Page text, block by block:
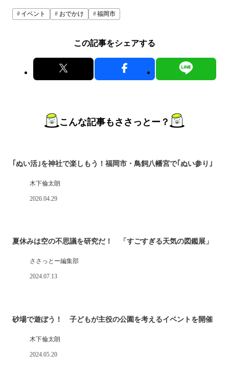
イベント おでかけ 福岡市
この記事をシェアする
こんな記事もささっとー？
｢ぬい活｣を神社で楽しもう！福岡市・鳥飼八幡宮で｢ぬい参り｣
木下倫太朗
2026.04.29
夏休みは空の不思議を研究だ！ 「すごすぎる天気の図鑑展」
ささっとー編集部
2024.07.13
砂場で遊ぼう！ 子どもが主役の公園を考えるイベントを開催
木下倫太朗
2024.05.20